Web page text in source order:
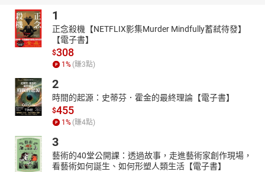
1
正念殺機【NETFLIX影集Murder Mindfully蓄弒待發】
【電子書】
$308
1 % (賺3點)
2
時間的起源：史蒂芬．霍金的最終理論【電子書】
$455
1 % (賺4點)
3
藝術的40堂公開課：透過故事，走進藝術家創作現場，
看藝術如何誕生、如何形塑人類生活【電子書】